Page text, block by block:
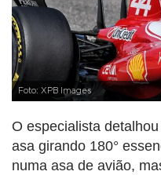
Foto: XPB Images
O especialista
asa girando 180°
numa asa de avião,